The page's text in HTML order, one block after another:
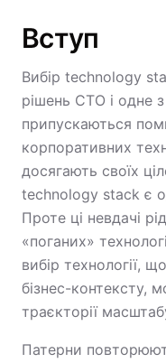
Вступ
Вибір technology
рішень CTO і одне
припускаються
корпоративних
досягають своїх
technology stack є
Проте ці невдачі
«поганих»
вибір технології,
бізнес-контексту,
траєкторії
Патерни